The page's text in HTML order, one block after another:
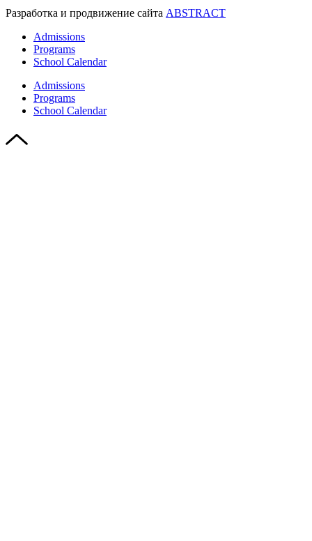
Разработка и продвижение сайта ABSTRACT
Admissions
Programs
School Calendar
Admissions
Programs
School Calendar